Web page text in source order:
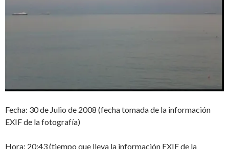
Fecha: 30 de Julio de 2008 (fecha tomada de la información
EXIF de la fotografía)
Hora: 20:43 (tiempo que lleva la información EXIF de la